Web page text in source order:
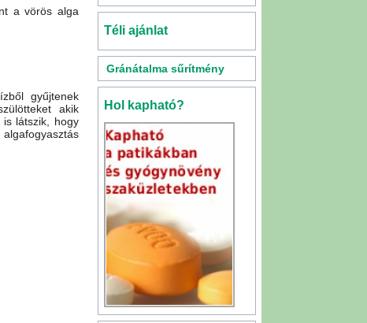
a vörös alga
gyűjtenek
akik
is látszik, hogy
Téli ajánlat
Gránátalma sűrítmény
Hol kapható?